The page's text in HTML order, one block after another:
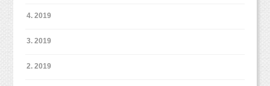
4. 2019
3. 2019
2. 2019